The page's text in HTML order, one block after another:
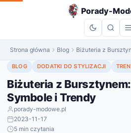
do
Porady-
Strona główna Blog Biżuteria z
BLOG DODATKI DO STYLIZACJI
Biżuteria z
Symbole i Trendy
porady-modowe.pl
2023-11-17
5 min czytania